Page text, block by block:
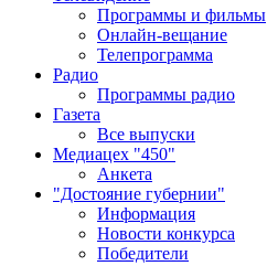
Программы и фильмы
Онлайн-вещание
Телепрограмма
Радио
Программы радио
Газета
Все выпуски
Медиацех "450"
Анкета
"Достояние губернии"
Информация
Новости конкурса
Победители